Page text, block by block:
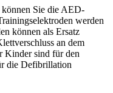
Sie die AED-
werden
können als Ersatz
an dem
Kinder sind für den
die Defibrillation